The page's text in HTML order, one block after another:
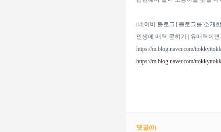
[네이버 블로그] 블로그를 소개
인생에 매력 묻히기 | 유매력이
https://m.blog.naver.com/
https://m.blog.naver.com/
댓글(0)